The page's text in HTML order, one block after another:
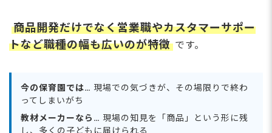
商品開発だけでなく営業職やカスタマーサポー
トなど職種の幅も広いのが特徴 です。
今の保育園では… 現場での気づきが、その場限りで終わ
ってしまいがち
教材メーカーなら… 現場の知見を「商品」という形に残
し、多くの子どもに届けられる